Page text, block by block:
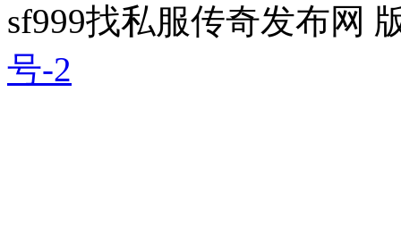
sf999找私服传奇发布网
号-2